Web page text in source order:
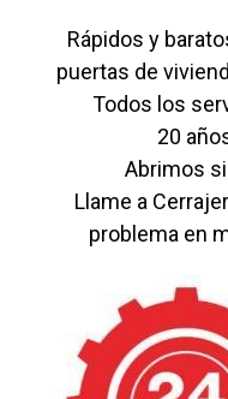
Rápidos y
puertas de
Todos los
20
Abrimos
Llame a
problema en